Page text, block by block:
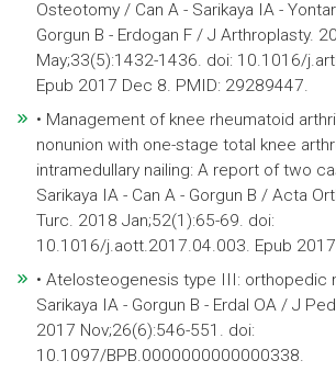
Osteotomy / Can A - Sarikaya IA -
Gorgun B - Erdogan F / J Arthroplasty.
May;33(5):1432-1436. doi: 10.1016/
Epub 2017 Dec 8. PMID: 29289447.
• Management of knee rheumatoid
nonunion with one-stage total knee
intramedullary nailing: A report of two
Sarikaya IA - Can A - Gorgun B / Acta
Turc. 2018 Jan;52(1):65-69. doi:
10.1016/j.aott.2017.04.003. Epub
• Atelosteogenesis type III: orthopedic
Sarikaya IA - Gorgun B - Erdal OA / J
2017 Nov;26(6):546-551. doi:
10.1097/BPB.0000000000000338.